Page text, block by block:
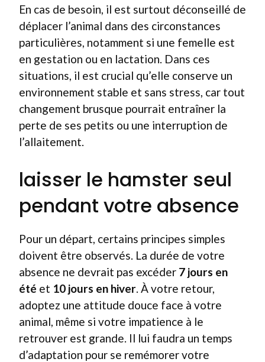
En cas de besoin, il est surtout déconseillé de
déplacer l’animal dans des circonstances
particulières, notamment si une femelle est
en gestation ou en lactation. Dans ces
situations, il est crucial qu’elle conserve un
environnement stable et sans stress, car tout
changement brusque pourrait entraîner la
perte de ses petits ou une interruption de
l’allaitement.
laisser le hamster seul
pendant votre absence
Pour un départ, certains principes simples
doivent être observés. La durée de votre
absence ne devrait pas excéder 7 jours en
été et 10 jours en hiver. À votre retour,
adoptez une attitude douce face à votre
animal, même si votre impatience à le
retrouver est grande. Il lui faudra un temps
d’adaptation pour se remémorer votre